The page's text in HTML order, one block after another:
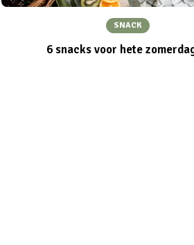
SNACK
6 snacks voor hete